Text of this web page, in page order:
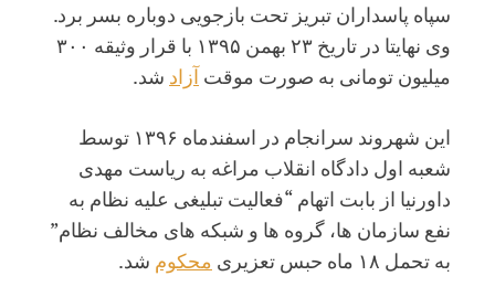
سپاه پاسداران تبریز تحت بازجویی دوباره بسر برد.
وی نهایتا در تاریخ ۲۳ بهمن ۱۳۹۵ با قرار وثیقه ۳۰۰
میلیون تومانی به صورت موقتآزاد شد.
این شهروند سرانجام در اسفندماه ۱۳۹۶ توسط
شعبه اول دادگاه انقلاب مراغه به ریاست مهدی
داورنیا از بابت اتهام “فعالیت تبلیغی علیه نظام به
نفع سازمان ها، گروه ها و شبکه های مخالف نظام”
به تحمل ۱۸ ماه حبس تعزیری
محکوم شد.